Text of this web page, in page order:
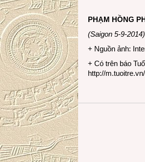
PHẠM HỒNG
(Saigon 5-9-2014)
+ Nguồn ảnh:
+ Có trên báo
http://m.tuoitre.vn/